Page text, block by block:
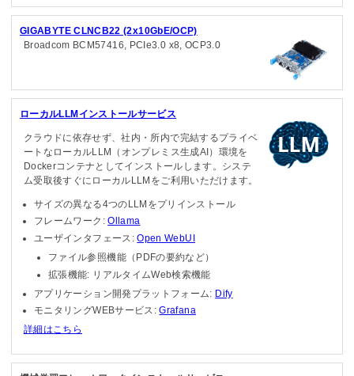
GIGABYTE CLNCB22 (2x10GbE/OCP)
Broadcom BCM57416, PCIe3.0 x8, OCP3.0
ローカルLLMインストールサービス
クラウドに依存せず、社内・所内で完結するプライベ
ートなローカルLLM（オンプレミス生成AI）環境を
Dockerコンテナとしてインストールします。システ
ム受取後すぐにローカルLLMをご利用いただけます。
サイズの異なる4つのLLMをプリインストール
フレームワーク:Ollama
ユーザインタフェース:Open WebUI
ファイル参照機能（PDFの要約など）
拡張機能: リアルタイムWeb検索機能
アプリケーション開発プラットフォーム: Dify
モニタリングWEBサービス:Grafana
詳細はこちら